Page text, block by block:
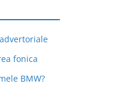
fonica
BMW?